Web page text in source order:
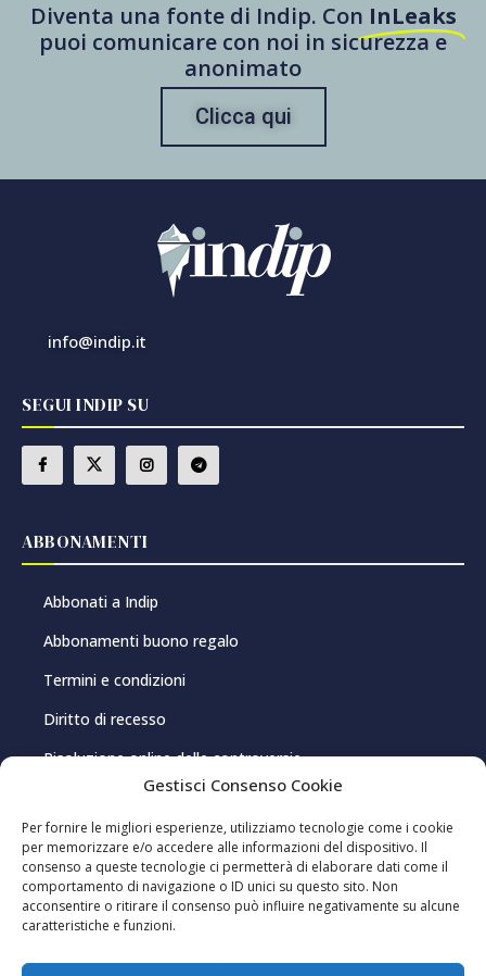
Gestisci Consenso Cookie
Per fornire le migliori esperienze, utilizziamo tecnologie come i cookie
per memorizzare e/o accedere alle informazioni del dispositivo. Il
consenso a queste tecnologie ci permetterà di elaborare dati come il
comportamento di navigazione o ID unici su questo sito. Non
acconsentire o ritirare il consenso può influire negativamente su alcune
caratteristiche e funzioni.
Diventa una fonte di Indip. Con InLeaks
puoi comunicare con noi in sicurezza e
anonimato
Clicca qui
info@indip.it
SEGUI INDIP SU
ABBONAMENTI
Abbonati a Indip
Abbonamenti buono regalo
Termini e condizioni
Diritto di recesso
Risoluzione online delle controversie
PRIVACY E COOKIE
Privacy Policy
Cookie Policy
Gestisci consenso cookie